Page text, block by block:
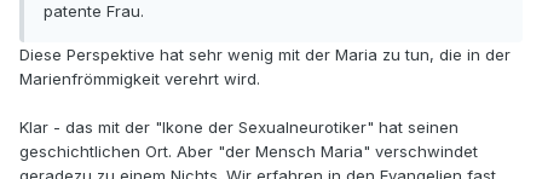
patente Frau.
Diese Perspektive hat sehr wenig mit der Maria zu tun, die in der
Marienfrömmigkeit verehrt wird.
Klar - das mit der "Ikone der Sexualneurotiker" hat seinen
geschichtlichen Ort. Aber "der Mensch Maria" verschwindet